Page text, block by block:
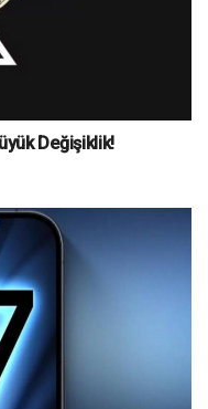
Değişiklik!